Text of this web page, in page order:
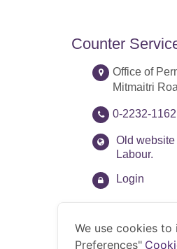
Counter
Office of
Mitmaitri
0-2232-1162
Old
Labour.
Login
We use cookies
Preferences"